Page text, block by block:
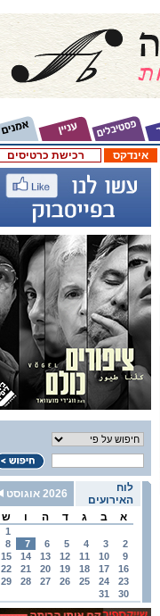
רכישת כרטיסים אינדקס
לוח
האירועים
2026 אוגוסט
א
ב ג ד ה ו ש
1
2
3
4
5
6
7
8
9
10
11
12
13
14
15
16
17
18
19
20
21
22
23
24
25
26
27
28
29
30
31